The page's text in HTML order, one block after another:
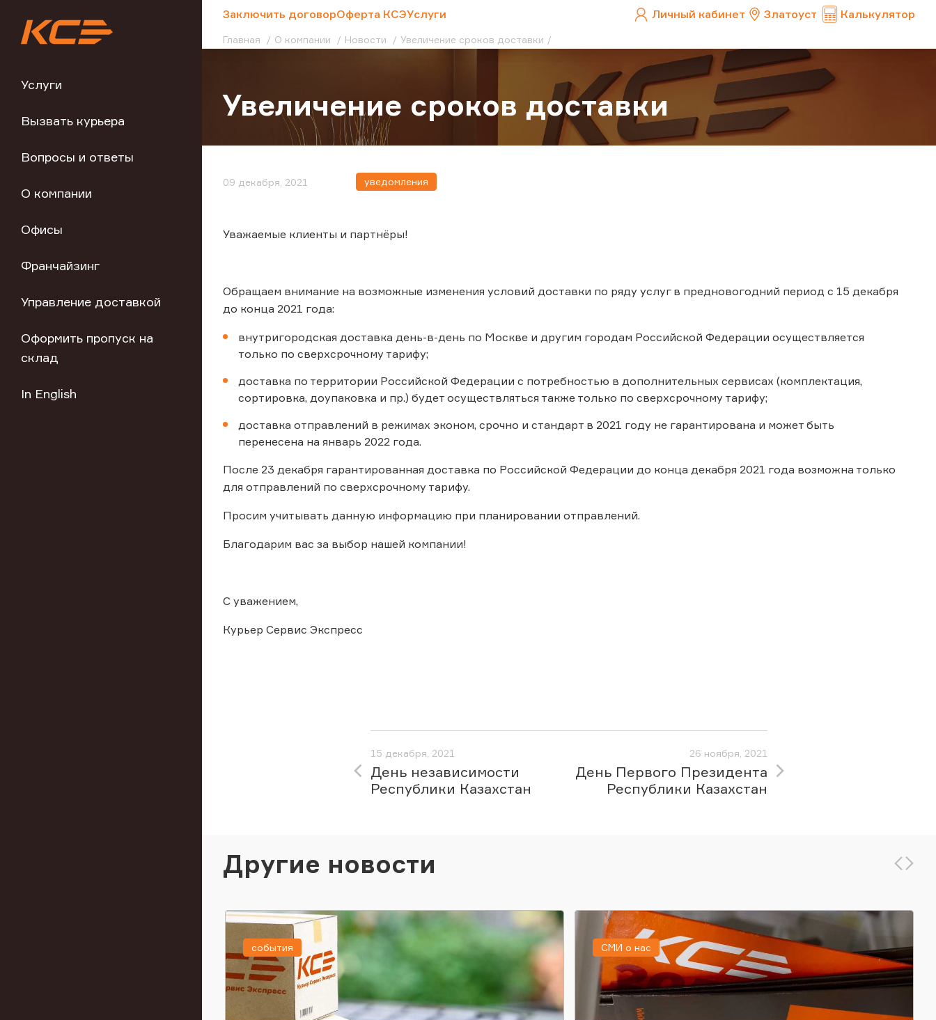
Услуги
Вызвать курьера
Вопросы и ответы
О компании
Офисы
Франчайзинг
Управление доставкой
Оформить пропуск на
склад
In English
Заключить договорОферта КСЭУслуги Личный кабинет Златоуст Калькулятор
Главная О компании Новости Увеличение сроков доставки
Увеличение сроков доставки
09 декабря, 2021 уведомления
Уважаемые клиенты и партнёры!
Обращаем внимание на возможные изменения условий доставки по ряду услуг в предновогодний период с 15 декабря
до конца 2021 года:
внутригородская доставка день-в-день по Москве и другим городам Российской Федерации осуществляется
только по сверхсрочному тарифу;
доставка по территории Российской Федерации с потребностью в дополнительных сервисах (комплектация,
сортировка, доупаковка и пр.) будет осуществляться также только по сверхсрочному тарифу;
доставка отправлений в режимах эконом, срочно и стандарт в 2021 году не гарантирована и может быть
перенесена на январь 2022 года.
После 23 декабря гарантированная доставка по Российской Федерации до конца декабря 2021 года возможна только
для отправлений по сверхсрочному тарифу.
Просим учитывать данную информацию при планировании отправлений.
Благодарим вас за выбор нашей компании!
С уважением,
Курьер Сервис Экспресс
15 декабря, 2021
День независимости
Республики Казахстан
26 ноября, 2021
День Первого Президента
Республики Казахстан
Другие новости
события СМИ о нас